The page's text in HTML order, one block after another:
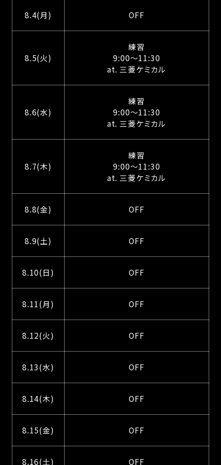
8.4(月) OFF
8.5(火)
練習
9:00～11:30
at. 三菱ケミカル
8.6(水)
練習
9:00～11:30
at. 三菱ケミカル
8.7(木)
練習
9:00～11:30
at. 三菱ケミカル
8.8(金) OFF
8.9(土) OFF
8.10(日) OFF
8.11(月) OFF
8.12(火) OFF
8.13(水) OFF
8.14(木) OFF
8.15(金) OFF
8.16(土) OFF